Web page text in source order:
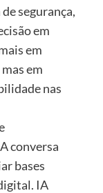
segurança,
em
em
em
nas
conversa
bases
IA